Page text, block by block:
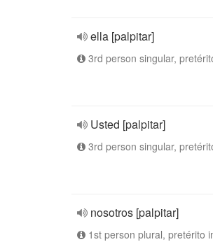
ella [palpitar]
3rd person singular,
Usted [palpitar]
3rd person singular,
nosotros [palpitar]
1st person plural, pretérito